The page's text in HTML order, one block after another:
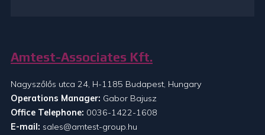
Amtest-Associates Kft.
Nagyszőlős utca 24, H-1185 Budapest, Hungary
Operations Manager: Gabor Bajusz
Office Telephone: 0036-1422-1608
E-mail: sales@amtest-group.hu